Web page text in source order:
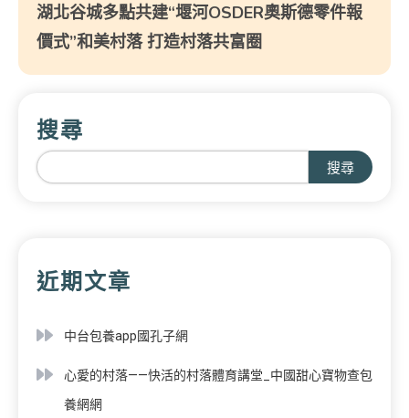
湖北谷城多點共建“堰河OSDER奧斯德零件報
價式”和美村落 打造村落共富圈
搜尋
搜尋
近期文章
中台包養app國孔子網
心愛的村落——快活的村落體育講堂_中國甜心寶物查包
養網網